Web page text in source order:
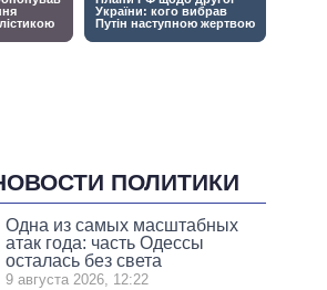
ПОЛИТИКИ
Одна из самых масштабных
атак года: часть Одессы
осталась без света
9 августа 2026, 12:22